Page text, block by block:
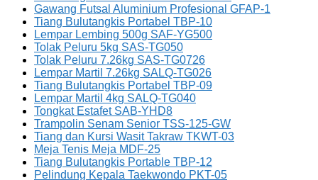
Gawang Futsal Aluminium Profesional GFAP-1
Tiang Bulutangkis Portabel TBP-10
Lempar Lembing 500g SAF-YG500
Tolak Peluru 5kg SAS-TG050
Tolak Peluru 7.26kg SAS-TG0726
Lempar Martil 7.26kg SALQ-TG026
Tiang Bulutangkis Portabel TBP-09
Lempar Martil 4kg SALQ-TG040
Tongkat Estafet SAB-YHD8
Trampolin Senam Senior TSS-125-GW
Tiang dan Kursi Wasit Takraw TKWT-03
Meja Tenis Meja MDF-25
Tiang Bulutangkis Portable TBP-12
Pelindung Kepala Taekwondo PKT-05